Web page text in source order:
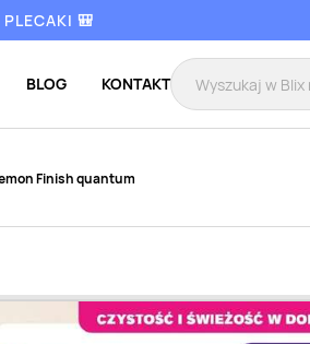
PLECAKI 🎒
BLOG KONTAKT
Finish quantum